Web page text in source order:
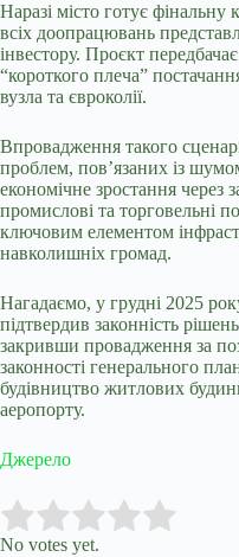
Наразі місто готує
всіх доопрацювань
інвестору. Проєкт
“короткого плеча”
вузла та євроколії.
Впровадження такого
проблем, пов’язаних із
економічне зростання через
промислові та торговельні
ключовим елементом
навколишніх громад.
Нагадаємо, у грудні 2025
підтвердив законність
закривши провадження за
законності генерального
будівництво житлових
аеропорту.
Джерело
Rate this item:
No votes yet.